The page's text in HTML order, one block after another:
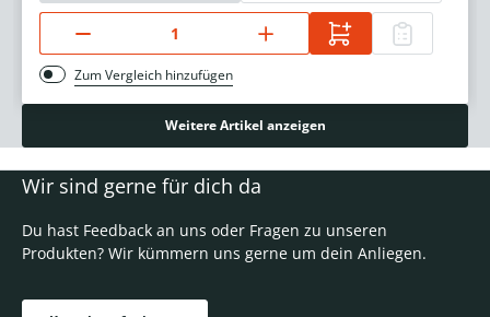
Zum Vergleich hinzufügen
Weitere Artikel anzeigen
Wir sind gerne für dich da
Du hast Feedback an uns oder Fragen zu unseren
Produkten? Wir kümmern uns gerne um dein Anliegen.